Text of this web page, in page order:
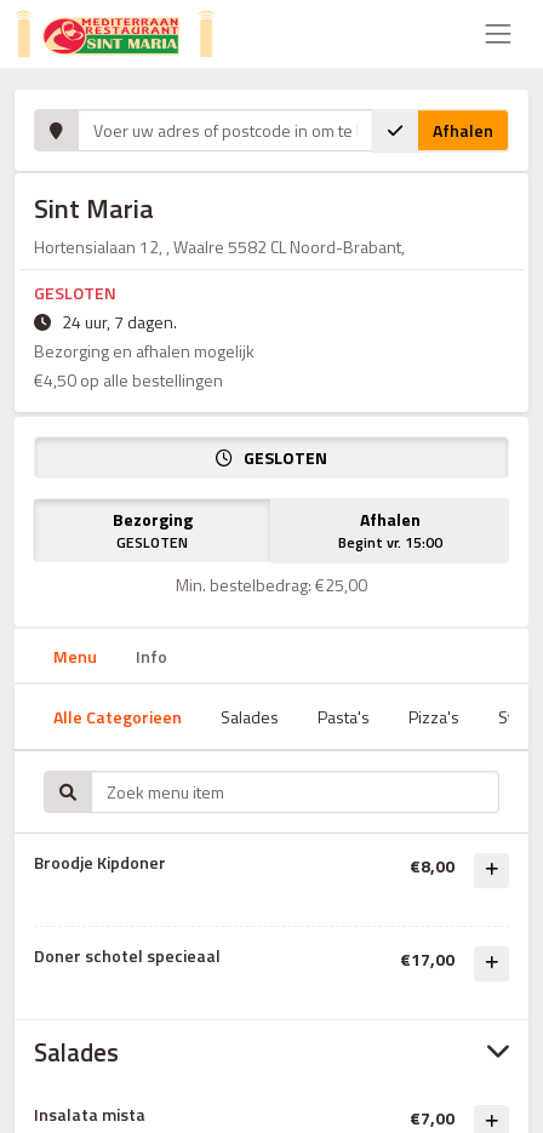
Afhalen
Sint Maria
Hortensialaan 12, , Waalre 5582 CL Noord-Brabant,
GESLOTEN
24 uur, 7 dagen.
Bezorging en afhalen mogelijk
€4,50 op alle bestellingen
GESLOTEN
Bezorging
GESLOTEN
Afhalen
Begint vr. 15:00
Min. bestelbedrag: €25,00
Menu Info
Alle Categorieen Salades Pasta's Pizza's
Broodje Kipdoner €8,00
Doner schotel specieaal €17,00
Salades
Insalata mista
€7,00